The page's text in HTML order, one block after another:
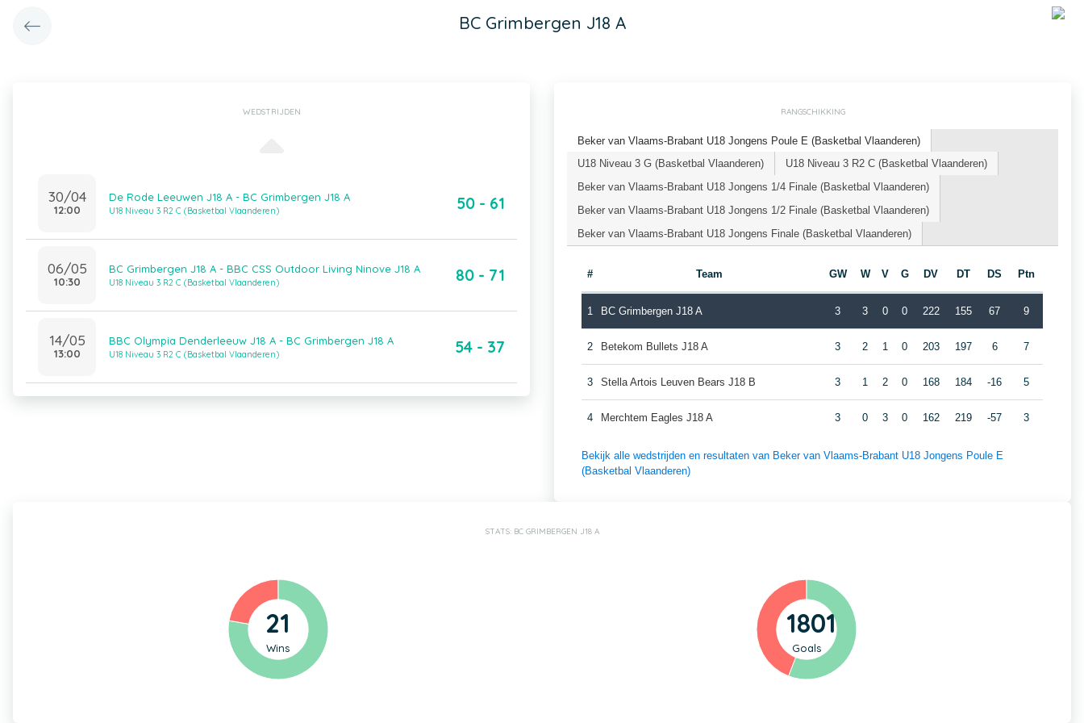
BC Grimbergen J18 A
WEDSTRIJDEN
30/04
12:00
De Rode Leeuwen J18 A - BC Grimbergen J18 A
U18 Niveau 3 R2 C (Basketbal Vlaanderen) 50 - 61
06/05
10:30
BC Grimbergen J18 A - BBC CSS Outdoor Living Ninove J18 A
U18 Niveau 3 R2 C (Basketbal Vlaanderen) 80 - 71
14/05
13:00
BBC Olympia Denderleeuw J18 A - BC Grimbergen J18 A
U18 Niveau 3 R2 C (Basketbal Vlaanderen) 54 - 37
RANGSCHIKKING
Beker van Vlaams-Brabant U18 Jongens Poule E (Basketbal Vlaanderen)
U18 Niveau 3 G (Basketbal Vlaanderen)
U18 Niveau 3 R2 C (Basketbal Vlaanderen)
Beker van Vlaams-Brabant U18 Jongens 1/4 Finale (Basketbal Vlaanderen)
Beker van Vlaams-Brabant U18 Jongens 1/2 Finale (Basketbal Vlaanderen)
Beker van Vlaams-Brabant U18 Jongens Finale (Basketbal Vlaanderen)
# Team GW W V G DV DT DS Ptn
1 BC Grimbergen J18 A 3 3 0 0 222 155 67 9
2 Betekom Bullets J18 A 3 2 1 0 203 197 6 7
3 Stella Artois Leuven Bears J18 B 3 1 2 0 168 184 -16 5
4 Merchtem Eagles J18 A 3 0 3 0 162 219 -57 3
Bekijk alle wedstrijden en resultaten van Beker van Vlaams-Brabant U18 Jongens Poule E
(Basketbal Vlaanderen)
STATS: BC GRIMBERGEN J18 A
21
Wins
1801
Goals